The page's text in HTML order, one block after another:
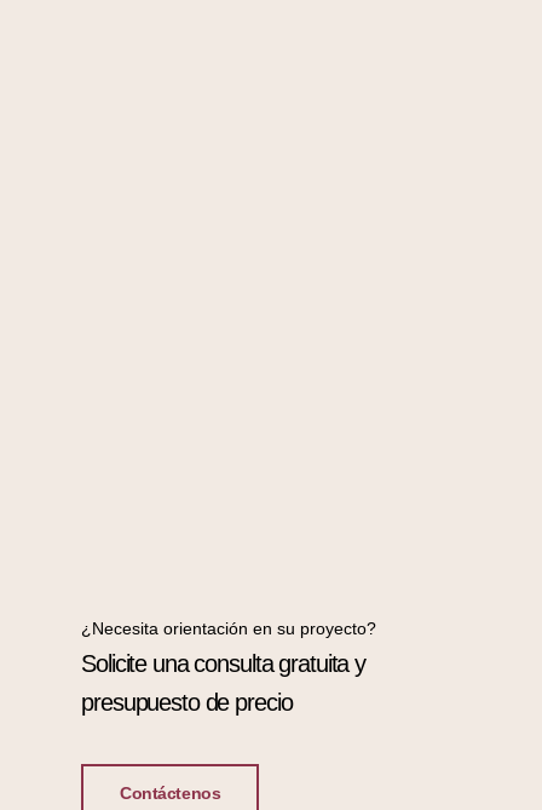
¿Necesita orientación en su proyecto?
Solicite una consulta gratuita y
presupuesto de precio
Contáctenos